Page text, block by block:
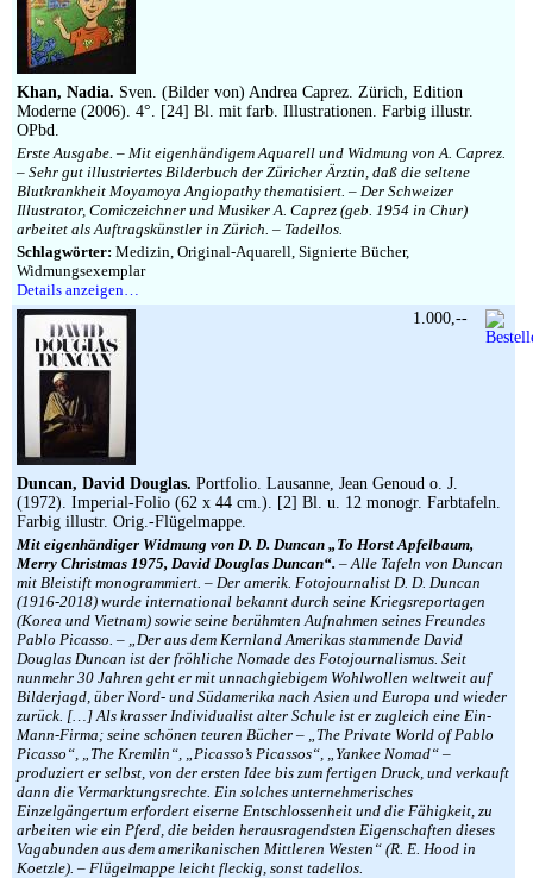
Khan, Nadia. Sven. (Bilder von) Andrea Caprez. Zürich, Edition
Moderne (2006). 4°. [24] Bl. mit farb. Illustrationen. Farbig illustr.
OPbd.
Erste Ausgabe. – Mit eigenhändigem Aquarell und Widmung von A. Caprez.
– Sehr gut illustriertes Bilderbuch der Züricher Ärztin, daß die seltene
Blutkrankheit Moyamoya Angiopathy thematisiert. – Der Schweizer
Illustrator, Comiczeichner und Musiker A. Caprez (geb. 1954 in Chur)
arbeitet als Auftragskünstler in Zürich. – Tadellos.
Schlagwörter: Medizin, Original-Aquarell, Signierte Bücher,
Widmungsexemplar
Details anzeigen…
Duncan, David Douglas. Portfolio. Lausanne, Jean Genoud o. J.
(1972). Imperial-Folio (62 x 44 cm.). [2] Bl. u. 12 monogr. Farbtafeln.
Farbig illustr. Orig.-Flügelmappe.
Mit eigenhändiger Widmung von D. D. Duncan „To Horst Apfelbaum,
Merry Christmas 1975, David Douglas Duncan“. – Alle Tafeln von Duncan
mit Bleistift monogrammiert. – Der amerik. Fotojournalist D. D. Duncan
(1916-2018) wurde international bekannt durch seine Kriegsreportagen
(Korea und Vietnam) sowie seine berühmten Aufnahmen seines Freundes
Pablo Picasso. – „Der aus dem Kernland Amerikas stammende David
Douglas Duncan ist der fröhliche Nomade des Fotojournalismus. Seit
nunmehr 30 Jahren geht er mit unnachgiebigem Wohlwollen weltweit auf
Bilderjagd, über Nord- und Südamerika nach Asien und Europa und wieder
zurück. […] Als krasser Individualist alter Schule ist er zugleich eine Ein-
Mann-Firma; seine schönen teuren Bücher – „The Private World of Pablo
Picasso“, „The Kremlin“, „Picasso’s Picassos“, „Yankee Nomad“ –
produziert er selbst, von der ersten Idee bis zum fertigen Druck, und verkauft
dann die Vermarktungsrechte. Ein solches unternehmerisches
Einzelgängertum erfordert eiserne Entschlossenheit und die Fähigkeit, zu
arbeiten wie ein Pferd, die beiden herausragendsten Eigenschaften dieses
Vagabunden aus dem amerikanischen Mittleren Westen“ (R. E. Hood in
Koetzle). – Flügelmappe leicht fleckig, sonst tadellos.
1.000,--